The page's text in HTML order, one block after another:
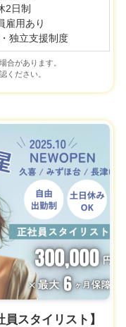
2日制
雇用あり
独立支援制度
合があります。
ください。
スタイリスト】